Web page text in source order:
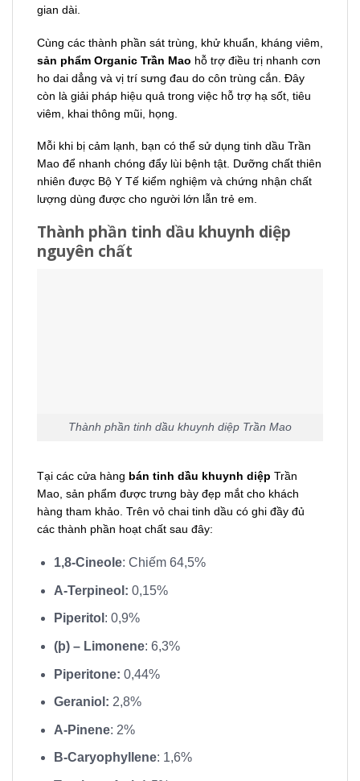
gian dài.
Cùng các thành phần sát trùng, khử khuẩn, kháng viêm,
sản phẩm Organic Trần Mao hỗ trợ điều trị nhanh cơn
ho dai dẳng và vị trí sưng đau do côn trùng cắn. Đây
còn là giải pháp hiệu quả trong việc hỗ trợ hạ sốt, tiêu
viêm, khai thông mũi, họng.
Mỗi khi bị cảm lạnh, bạn có thể sử dụng tinh dầu Trần
Mao để nhanh chóng đẩy lùi bệnh tật. Dưỡng chất thiên
nhiên được Bộ Y Tế kiểm nghiệm và chứng nhận chất
lượng dùng được cho người lớn lẫn trẻ em.
Thành phần tinh dầu khuynh diệp
nguyên chất
Thành phần tinh dầu khuynh diệp Trần Mao
Tại các cửa hàng bán tinh dầu khuynh diệp Trần
Mao, sản phẩm được trưng bày đẹp mắt cho khách
hàng tham khảo. Trên vỏ chai tinh dầu có ghi đầy đủ
các thành phần hoạt chất sau đây:
1,8-Cineole: Chiếm 64,5%
A-Terpineol: 0,15%
Piperitol : 0,9%
(þ) – Limonene: 6,3%
Piperitone: 0,44%
Geraniol: 2,8%
A-Pinene: 2%
B-Caryophyllene: 1,6%